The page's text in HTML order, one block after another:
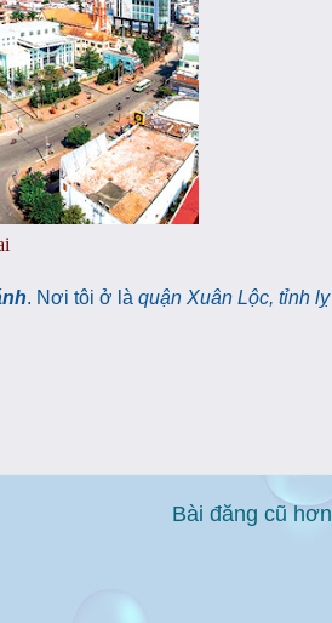
. Nơi tôi ở là quận Xuân Lộc, tỉnh lỵ
Bài đăng cũ hơn